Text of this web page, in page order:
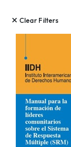
Clear Filters